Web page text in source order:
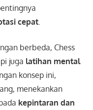
cepat.
berbeda, Chess
juga latihan mental
konsep ini,
menekankan
kepintaran dan